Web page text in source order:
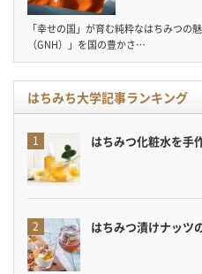
「幸せの国」が育む純粋なはちみつの
（GNH）」を国の豊かさ…
はちみち大学記事ランキング
はちみつ化粧水を手
はちみつ漬けナッツ